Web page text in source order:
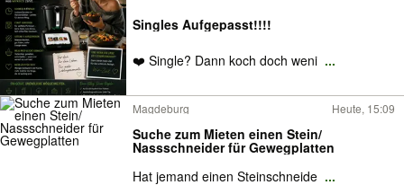
Singles Aufgepasst!!!!
❤️ Single? Dann koch doch weni ...
Magdeburg Heute, 15:09
Suche zum Mieten einen Stein/
Nassschneider für Gewegplatten
Hat jemand einen Steinschneide ...